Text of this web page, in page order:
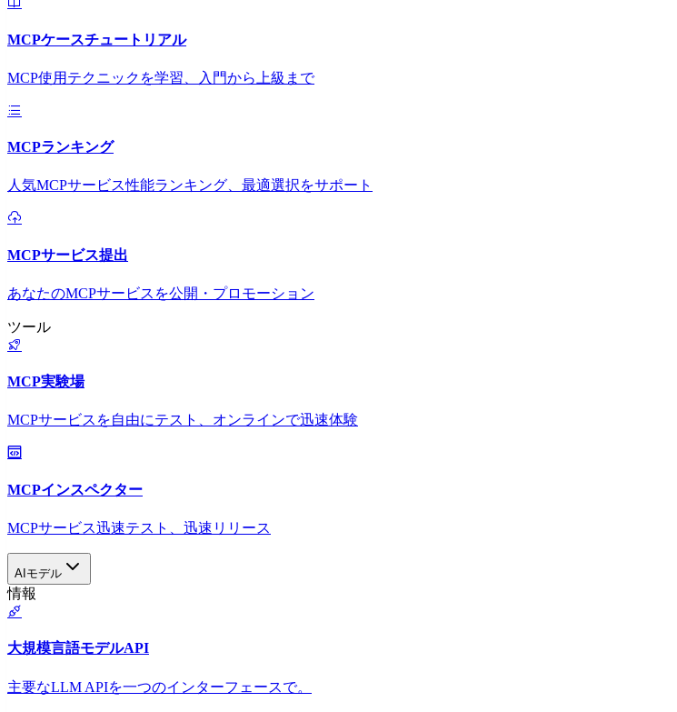
MCPケースチュートリアル
MCP使用テクニックを学習、入門から上級まで
MCPランキング
人気MCPサービス性能ランキング、最適選択をサポート
MCPサービス提出
あなたのMCPサービスを公開・プロモーション
ツール
MCP実験場
MCPサービスを自由にテスト、オンラインで迅速体験
MCPインスペクター
MCPサービス迅速テスト、迅速リリース
AIモデル
情報
大規模言語モデルAPI
主要なLLM APIを一つのインターフェースで。